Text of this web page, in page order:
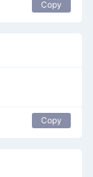
Copy
Copy